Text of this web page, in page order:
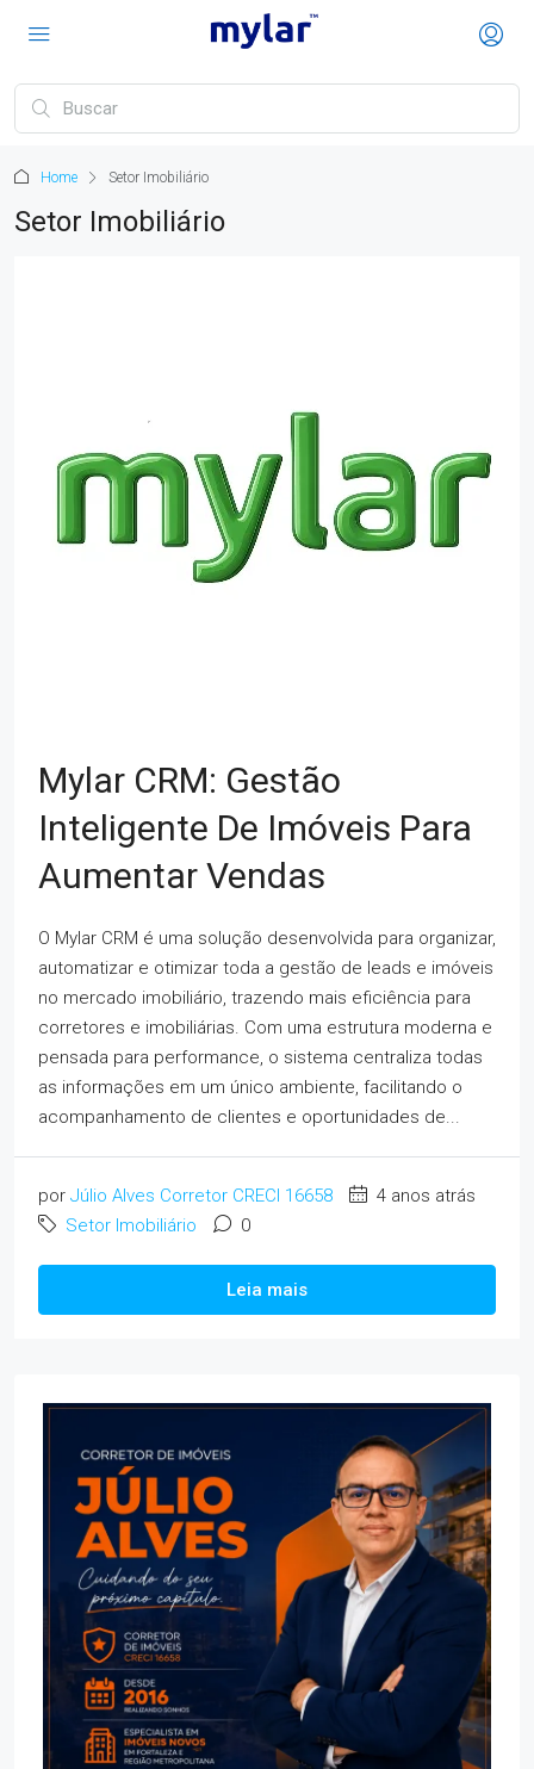
Home Setor Imobiliário
Setor Imobiliário
Mylar CRM: Gestão
Inteligente De Imóveis Para
Aumentar Vendas
O Mylar CRM é uma solução desenvolvida para organizar,
automatizar e otimizar toda a gestão de leads e imóveis
no mercado imobiliário, trazendo mais eficiência para
corretores e imobiliárias. Com uma estrutura moderna e
pensada para performance, o sistema centraliza todas
as informações em um único ambiente, facilitando o
acompanhamento de clientes e oportunidades de...
por Júlio Alves Corretor CRECI 16658
4 anos atrás
Setor Imobiliário
0
Leia mais